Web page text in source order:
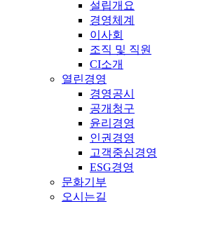
설립개요
경영체계
이사회
조직 및 직원
CI소개
열린경영
경영공시
공개청구
윤리경영
인권경영
고객중심경영
ESG경영
문화기부
오시는길